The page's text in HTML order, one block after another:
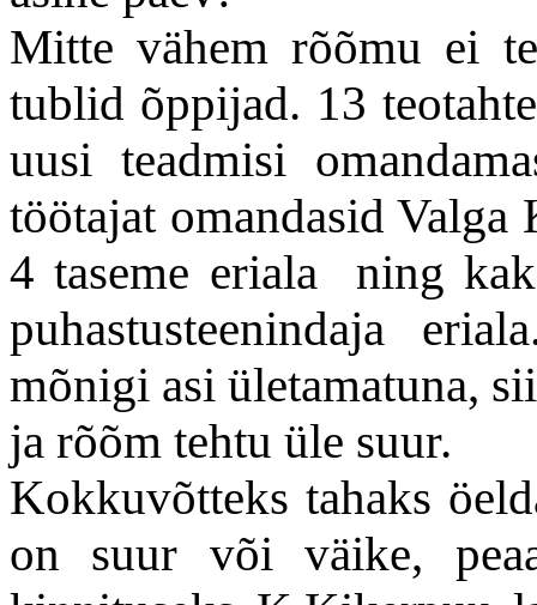
Mitte vähem rõõmu ei
tublid õppijad. 13
uusi teadmisi
töötajat omandasid Valga
4 taseme eriala ning
puhastusteenindaja
mõnigi asi ületamatuna,
ja rõõm tehtu üle suur.
Kokkuvõtteks tahaks
on suur või väike,